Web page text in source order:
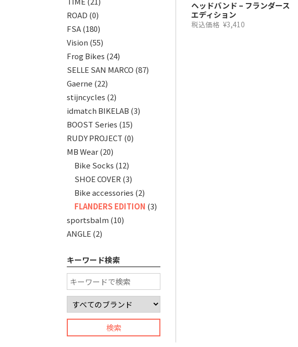
ROAD (0)
FSA(180)
Vision (55)
Frog Bikes (24)
SELLE SAN MARCO (87)
Gaerne (22)
stijncycles (2)
idmatch BIKELAB (3)
BOOST Series (15)
RUDY PROJECT (0)
MB Wear(20)
Bike Socks (12)
SHOE COVER (3)
Bike accessories (2)
FLANDERS EDITION (3)
sportsbalm (10)
ANGLE (2)
キーワード検索
ヘッドバンド – フランダース
エディション
税込価格 ¥3,410